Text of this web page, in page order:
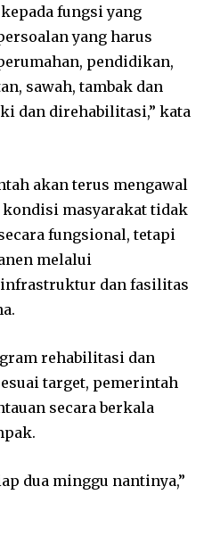
fungsi yang
yang harus
pendidikan,
sawah, tambak dan
dan direhabilitasi,” kata
akan terus mengawal
masyarakat tidak
fungsional, tetapi
melalui
dan fasilitas
rehabilitasi dan
target, pemerintah
secara berkala
dua minggu nantinya,”